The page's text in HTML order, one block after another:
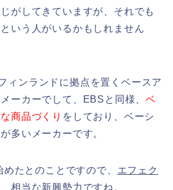
がしてきていますが、それでも
いう人がいるかもしれません
ィンランドに拠点を置くベースア
ーカーでして、EBSと同様、ベ
商品づくり をしており、ベーシ
多いメーカーです。
たとのことですので、 エフェク
相当な新興勢力 ですね。